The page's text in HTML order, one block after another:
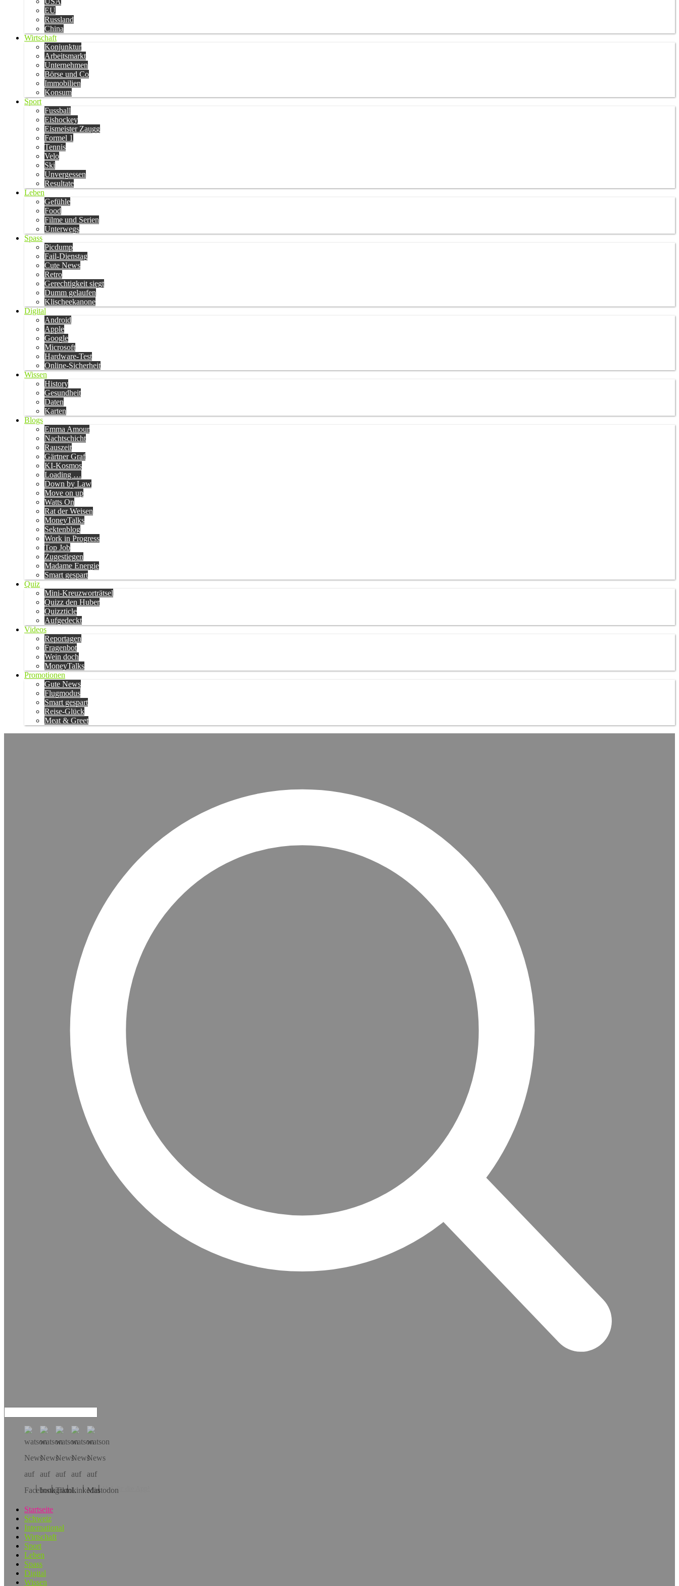
EU
Russland
China
Wirtschaft
Konjunktur
Arbeitsmarkt
Unternehmen
Börse und Co
Immobilien
Konsum
Sport
Fussball
Eishockey
Eismeister Zaugg
Formel 1
Tennis
Velo
Ski
Unvergessen
Resultate
Leben
Gefühle
Food
Filme und Serien
Unterwegs
Spass
Picdump
Fail-Dienstag
Cute News
Retro
Gerechtigkeit siegt
Dumm gelaufen
Klischeekanone
Digital
Android
Apple
Google
Microsoft
Hardware-Test
Online-Sicherheit
Wissen
History
Gesundheit
Daten
Karten
Blogs
Emma Amour
Nachtschicht
Rauszeit
Gärtner Graf
KI-Kosmos
Loading …
Down by Law
Move on up
Watts On
Rat der Weisen
MoneyTalks
Sektenblog
Work in Progress
Top Job
Zugestiegen
Madame Energie
Smart gespart
Quiz
Mini-Kreuzworträtsel
Quizz den Huber
Quizzticle
Aufgedeckt
Videos
Reportagen
Fragenbot
Wein doch
MoneyTalks
Promotionen
Gute News
Flugmodus
Smart gespart
Reise-Glück
Meat & Greet
Hol dir die App!
Startseite
Schweiz
International
Wirtschaft
Sport
Leben
Spass
Digital
Wissen